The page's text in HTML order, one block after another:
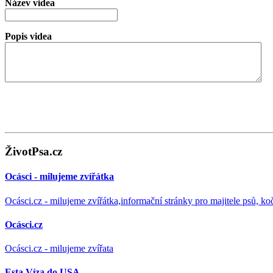
Název videa
Popis videa
ŽivotPsa.cz
Ocásci - milujeme zvířátka
Ocásci.cz - milujeme zvířátka,informační stránky pro majitele psů,
Ocásci.cz
Ocásci.cz - milujeme zvířata